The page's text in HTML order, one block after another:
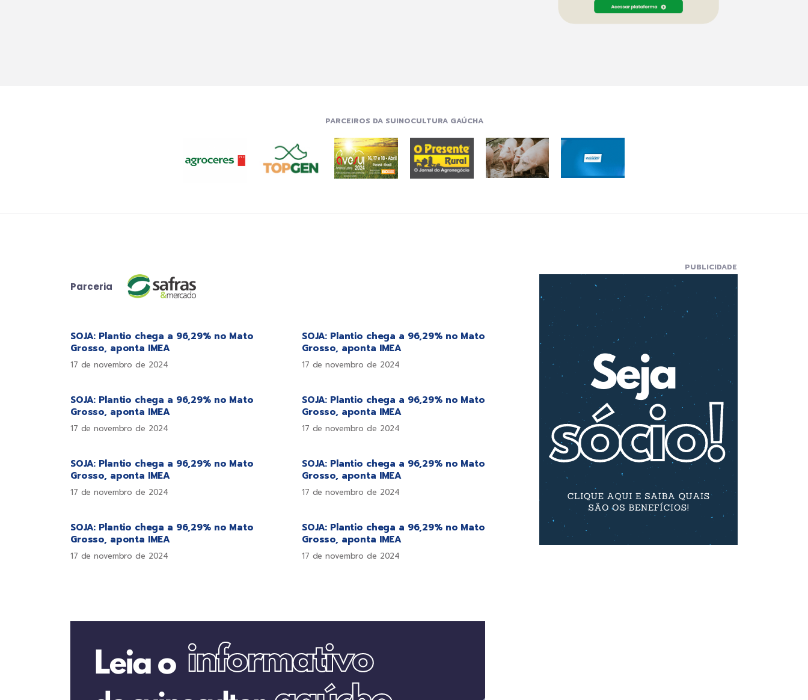
PARCEIROS DA SUINOCULTURA GAÚCHA
Parceria
SOJA: Plantio chega a 96,29% no Mato
Grosso, aponta IMEA
17 de novembro de 2024
SOJA: Plantio chega a 96,29% no Mato
Grosso, aponta IMEA
17 de novembro de 2024
SOJA: Plantio chega a 96,29% no Mato
Grosso, aponta IMEA
17 de novembro de 2024
SOJA: Plantio chega a 96,29% no Mato
Grosso, aponta IMEA
17 de novembro de 2024
SOJA: Plantio chega a 96,29% no Mato
Grosso, aponta IMEA
17 de novembro de 2024
SOJA: Plantio chega a 96,29% no Mato
Grosso, aponta IMEA
17 de novembro de 2024
SOJA: Plantio chega a 96,29% no Mato
Grosso, aponta IMEA
17 de novembro de 2024
SOJA: Plantio chega a 96,29% no Mato
Grosso, aponta IMEA
17 de novembro de 2024